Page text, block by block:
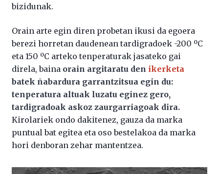
bizidunak.
Orain arte egin diren probetan ikusi da egoera
berezi horretan daudenean tardigradoek -200 ºC
eta 150 ºC arteko tenperaturak jasateko gai
direla, baina orain argitaratu den ikerketa
batek ñabardura garrantzitsua egin du:
tenperatura altuak luzatu eginez gero,
tardigradoak askoz zaurgarriagoak dira.
Kirolariek ondo dakitenez, gauza da marka
puntual bat egitea eta oso bestelakoa da marka
hori denboran zehar mantentzea.